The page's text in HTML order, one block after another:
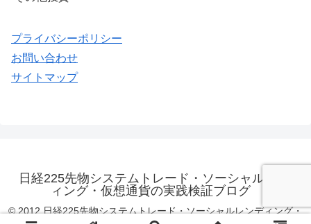
プライバシーポリシー
お問い合わせ
サイトマップ
日経225先物システムトレード・ソーシャルレンデ
ィング・仮想通貨の実践検証ブログ
© 2012 日経225先物システムトレード・ソーシャルレンディング・